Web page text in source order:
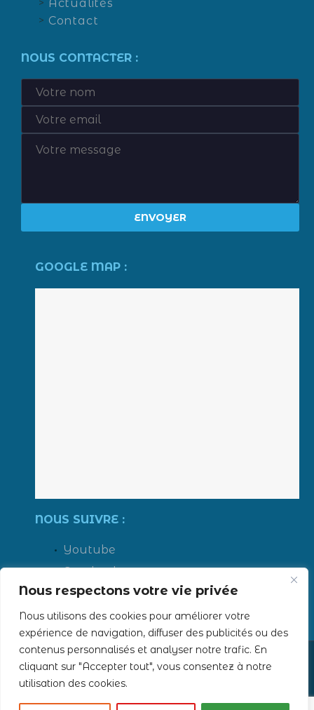
Nous respectons votre vie privée
Nous utilisons des cookies pour améliorer votre
expérience de navigation, diffuser des publicités ou des
contenus personnalisés et analyser notre trafic. En
cliquant sur "Accepter tout", vous consentez à notre
utilisation des cookies.
Actualités
Contact
NOUS CONTACTER :
GOOGLE MAP :
NOUS SUIVRE :
Youtube
Facebook
LinkedIn
Instagram
Tous droits réservés - 2019 ERTS -